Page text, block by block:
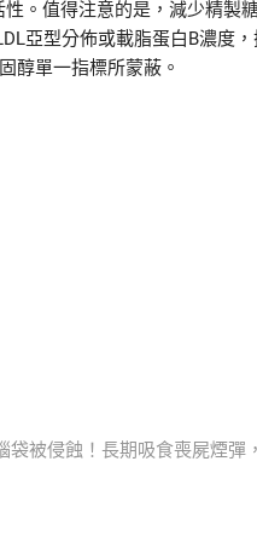
。值得注意的是，減少精製
亞型分佈或載脂蛋白B濃度
醇單一指標所蒙蔽。
袋被侵蝕！長期吸食喪屍煙彈